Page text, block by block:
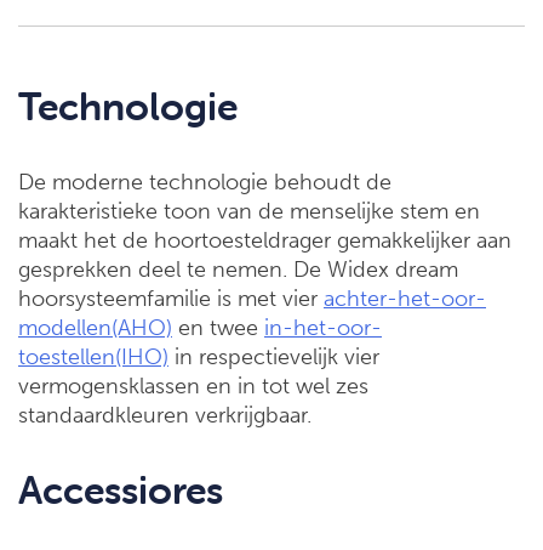
Technologie
De moderne technologie behoudt de
karakteristieke toon van de menselijke stem en
maakt het de hoortoesteldrager gemakkelijker aan
gesprekken deel te nemen. De Widex dream
hoorsysteemfamilie is met vier achter-het-oor-
modellen(AHO) en twee in-het-oor-
toestellen(IHO) in respectievelijk vier
vermogensklassen en in tot wel zes
standaardkleuren verkrijgbaar.
Accessiores